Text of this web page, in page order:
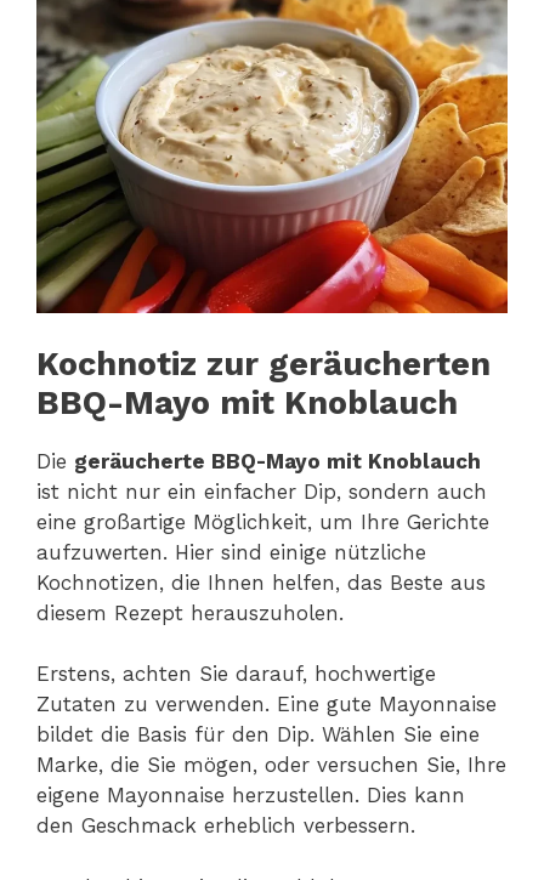
Kochnotiz zur geräucherten
BBQ-Mayo mit Knoblauch
Die geräucherte BBQ-Mayo mit Knoblauch
ist nicht nur ein einfacher Dip, sondern auch
eine großartige Möglichkeit, um Ihre Gerichte
aufzuwerten. Hier sind einige nützliche
Kochnotizen, die Ihnen helfen, das Beste aus
diesem Rezept herauszuholen.
Erstens, achten Sie darauf, hochwertige
Zutaten zu verwenden. Eine gute Mayonnaise
bildet die Basis für den Dip. Wählen Sie eine
Marke, die Sie mögen, oder versuchen Sie, Ihre
eigene Mayonnaise herzustellen. Dies kann
den Geschmack erheblich verbessern.